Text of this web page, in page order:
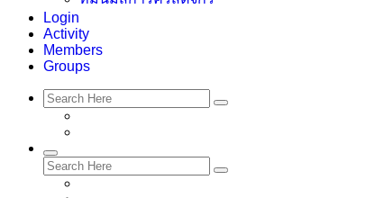
Login
Activity
Members
Groups